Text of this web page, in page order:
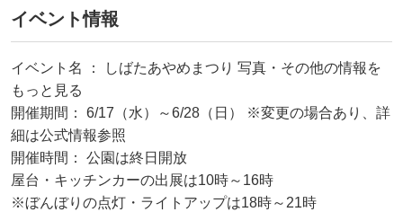
イベント情報
イベント名 ： しばたあやめまつり 写真・その他の情報を
もっと見る
開催期間： 6/17（水）～6/28（日） ※変更の場合あり、詳
細は公式情報参照
開催時間： 公園は終日開放
屋台・キッチンカーの出展は10時～16時
※ぼんぼりの点灯・ライトアップは18時～21時